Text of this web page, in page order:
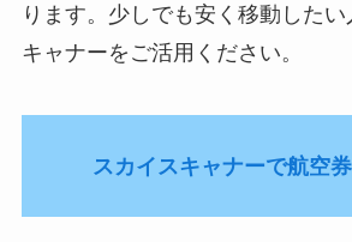
ります。少しでも安く移動した
キャナーをご活用ください。
スカイスキャナーで航空